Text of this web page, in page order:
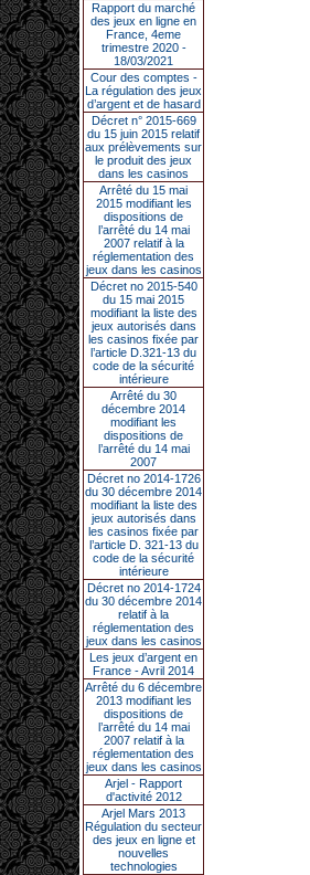
Rapport du marché
des jeux en ligne en
France, 4eme
trimestre 2020 -
18/03/2021
Cour des comptes -
La régulation des jeux
d’argent et de hasard
Décret n° 2015-669
du 15 juin 2015 relatif
aux prélèvements sur
le produit des jeux
dans les casinos
Arrêté du 15 mai
2015 modifiant les
dispositions de
l’arrêté du 14 mai
2007 relatif à la
réglementation des
jeux dans les casinos
Décret no 2015-540
du 15 mai 2015
modifiant la liste des
jeux autorisés dans
les casinos fixée par
l’article D.321-13 du
code de la sécurité
intérieure
Arrêté du 30
décembre 2014
modifiant les
dispositions de
l’arrêté du 14 mai
2007
Décret no 2014-1726
du 30 décembre 2014
modifiant la liste des
jeux autorisés dans
les casinos fixée par
l’article D. 321-13 du
code de la sécurité
intérieure
Décret no 2014-1724
du 30 décembre 2014
relatif à la
réglementation des
jeux dans les casinos
Les jeux d’argent en
France - Avril 2014
Arrêté du 6 décembre
2013 modifiant les
dispositions de
l’arrêté du 14 mai
2007 relatif à la
réglementation des
jeux dans les casinos
Arjel - Rapport
d'activité 2012
Arjel Mars 2013
Régulation du secteur
des jeux en ligne et
nouvelles
technologies